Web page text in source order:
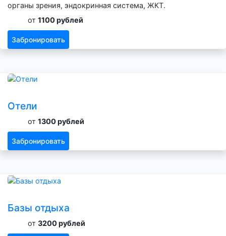
органы зрения, эндокринная система, ЖКТ.
от 1100 рублей
Забронировать
Отели
от 1300 рублей
Забронировать
Базы отдыха
от 3200 рублей